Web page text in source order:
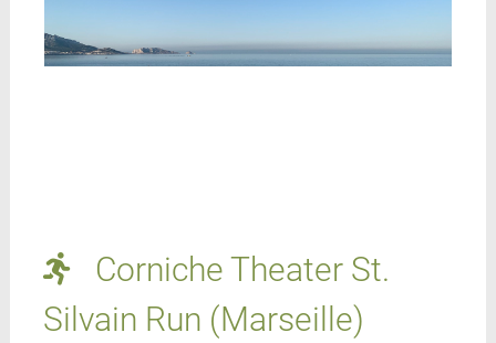
Corniche Theater St.
Silvain Run (Marseille)